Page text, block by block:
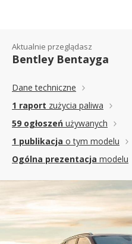
Aktualnie przeglądasz
Bentley Bentayga
Dane techniczne
1 raport zużycia paliwa
59 ogłoszeń używanych
1 publikacja o tym modelu
Ogólna prezentacja modelu